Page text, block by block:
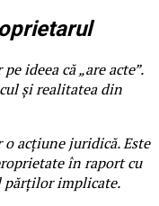
ideea că „are acte”.
și realitatea din
acțiune juridică. Este
în raport cu
părților implicate.